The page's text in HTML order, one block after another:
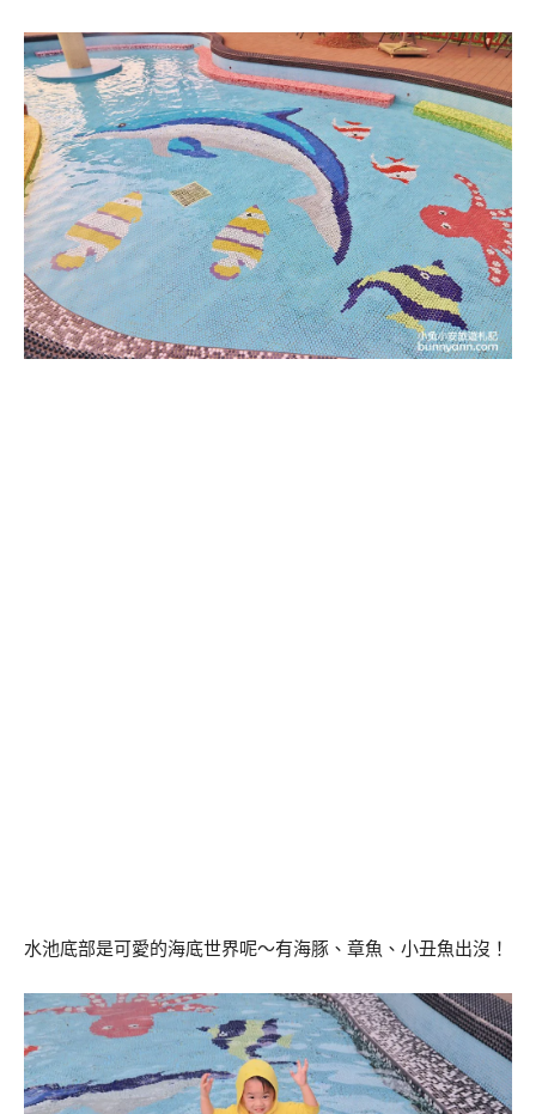
水池底部是可愛的海底世界呢～有海豚、章魚、小丑魚出沒！